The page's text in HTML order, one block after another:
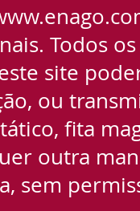
Todos
site
ou
fita
outra
sem